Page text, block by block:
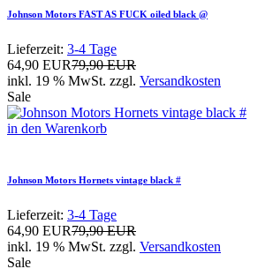
Johnson Motors FAST AS FUCK oiled black @
Lieferzeit: 3-4 Tage
64,90 EUR79,90 EUR
inkl. 19 % MwSt. zzgl. Versandkosten
Sale
in den Warenkorb
Johnson Motors Hornets vintage black #
Lieferzeit: 3-4 Tage
64,90 EUR79,90 EUR
inkl. 19 % MwSt. zzgl. Versandkosten
Sale